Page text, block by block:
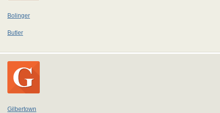
Bolinger
Butler
Gilbertown